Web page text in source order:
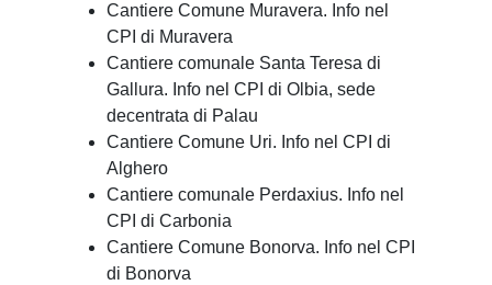
Cantiere Comune Muravera. Info nel
CPI di Muravera
Cantiere comunale Santa Teresa di
Gallura. Info nel CPI di Olbia, sede
decentrata di Palau
Cantiere Comune Uri. Info nel CPI di
Alghero
Cantiere comunale Perdaxius. Info nel
CPI di Carbonia
Cantiere Comune Bonorva. Info nel CPI
di Bonorva